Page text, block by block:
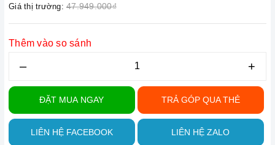
Giá thị trường: 47.949.000₫
Thêm vào so sánh
– +
ĐẶT MUA NGAY TRẢ GÓP QUA THẺ
LIÊN HỆ FACEBOOK LIÊN HỆ ZALO